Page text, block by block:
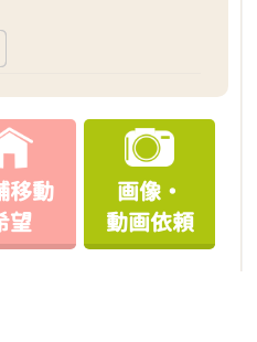
移動
望
画像・
動画依頼